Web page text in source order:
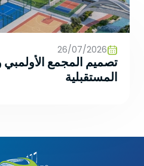
والمدن الرياضية متعددة